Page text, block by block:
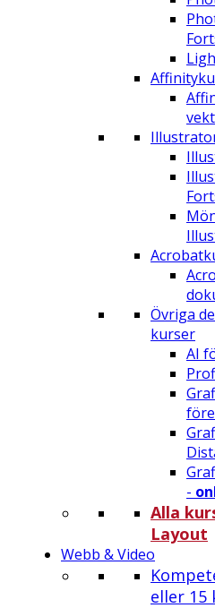
Övriga
kurser
AI
-
Alla
Layout
Webb & Video
eller 15